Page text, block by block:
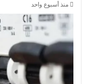
منذ أسبوع واحد